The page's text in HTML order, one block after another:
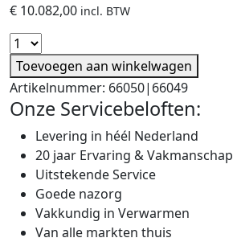
€ 10.082,00 incl. BTW
Toevoegen aan winkelwagen
Artikelnummer: 66050|66049
Onze Servicebeloften:
Levering in héél Nederland
20 jaar Ervaring & Vakmanschap
Uitstekende Service
Goede nazorg
Vakkundig in Verwarmen
Van alle markten thuis